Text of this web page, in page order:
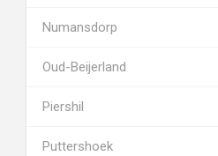
Numansdorp
Oud-Beijerland
Piershil
Puttershoek